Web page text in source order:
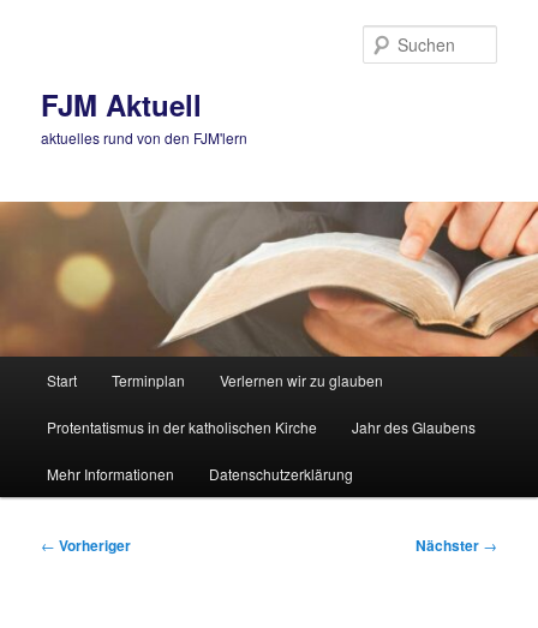
FJM Aktuell
aktuelles rund von den FJM'lern
Start Terminplan Verlernen wir zu glauben
Protentatismus in der katholischen Kirche Jahr des Glaubens
Mehr Informationen Datenschutzerklärung
Beitragsnavigation
← Vorheriger Nächster →